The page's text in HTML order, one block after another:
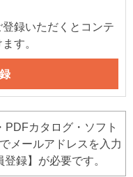
録いただくとコンテ
す。
カタログ・ソフト
メールアドレスを入力
録】が必要です。